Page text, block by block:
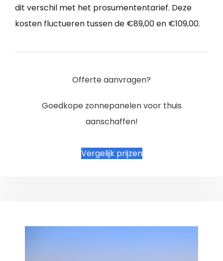
dit verschil met het prosumententarief. Deze
kosten fluctueren tussen de €89,00 en €109,00.
Offerte aanvragen?
Goedkope zonnepanelen voor thuis
aanschaffen!
Vergelijk prijzen